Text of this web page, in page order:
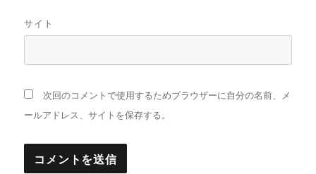
サイト
次回のコメントで使用するためブラウザーに自分の名前、メ
ールアドレス、サイトを保存する。